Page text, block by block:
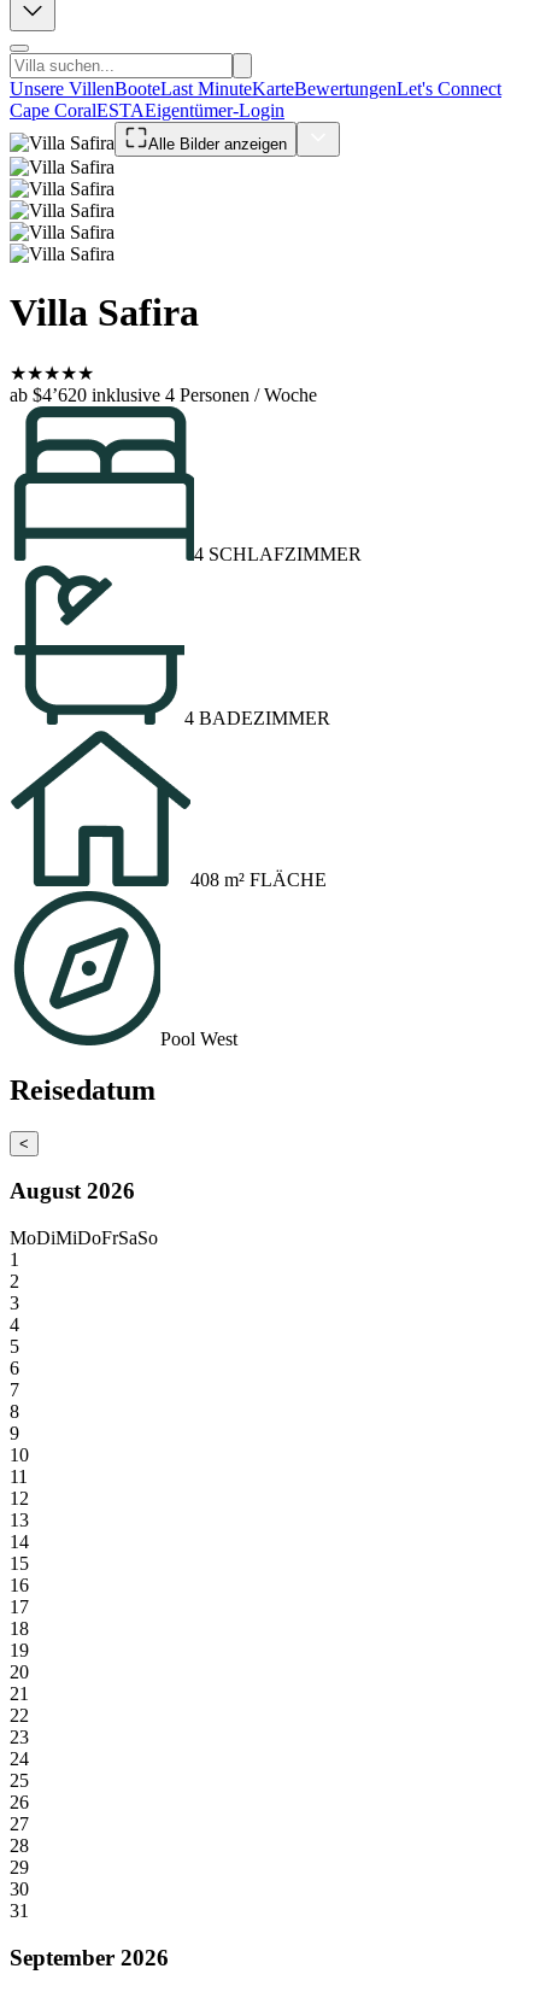
Unsere VillenBooteLast MinuteKarteBewertungenLet's Connect
Cape CoralESTAEigentümer-Login
Alle Bilder anzeigen
Villa Safira
★★★★★
ab $4’620 inklusive 4 Personen / Woche
4 SCHLAFZIMMER
4 BADEZIMMER
408 m² FLÄCHE
Pool West
Reisedatum
<
August 2026
MoDiMiDoFrSaSo
1
2
3
4
5
6
7
8
9
10
11
12
13
14
15
16
17
18
19
20
21
22
23
24
25
26
27
28
29
30
31
September 2026